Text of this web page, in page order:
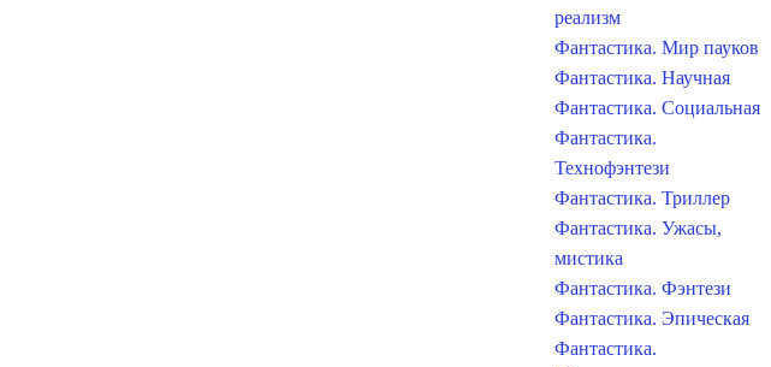
реализм
Фантастика. Мир пауков
Фантастика. Научная
Фантастика. Социальная
Фантастика.
Технофэнтези
Фантастика. Триллер
Фантастика. Ужасы,
мистика
Фантастика. Фэнтези
Фантастика. Эпическая
Фантастика.